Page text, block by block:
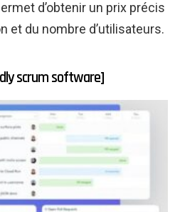
d’obtenir un prix précis
et du nombre d’utilisateurs.
scrum software]